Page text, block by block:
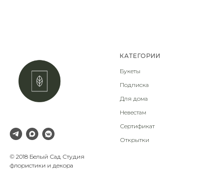
© 2018 Белый Сад Студия
флористики и декора
КАТЕГОРИИ
Букеты
Подписка
Для дома
Невестам
Сертификат
Открытки